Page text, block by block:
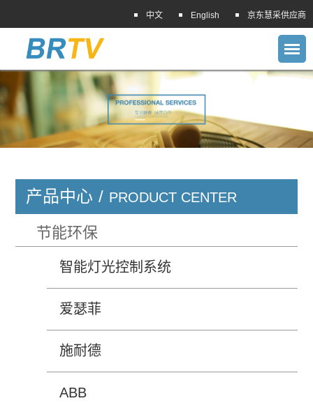
中文 English 京东慧采供应商
产品中心 / PRODUCT CENTER
节能环保
智能灯光控制系统
爱瑟菲
施耐德
ABB